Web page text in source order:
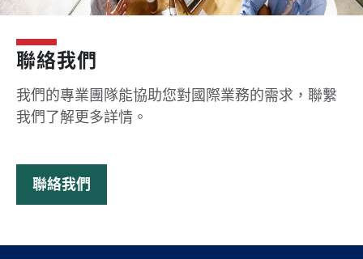
聯絡我們
我們的專業團隊能協助您對國際業務的需求，聯繫
我們了解更多詳情。
聯絡我們